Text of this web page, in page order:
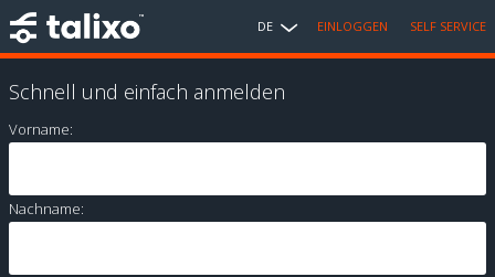
DE EINLOGGEN SELF SERVICE
Schnell und einfach anmelden
Vorname:
Nachname: